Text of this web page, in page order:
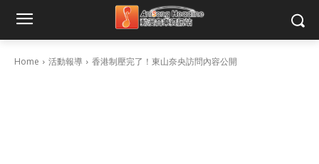
Home 活動報導 香港制壓完了！東山奈央訪問內容公開